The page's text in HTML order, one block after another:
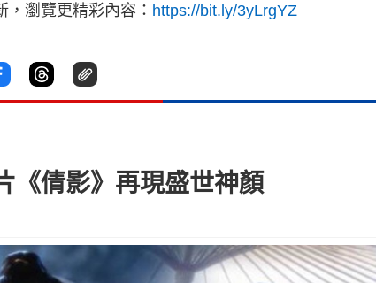
，瀏覽更精彩內容： https://bit.ly/3yLrgYZ
《倩影》再現盛世神顏